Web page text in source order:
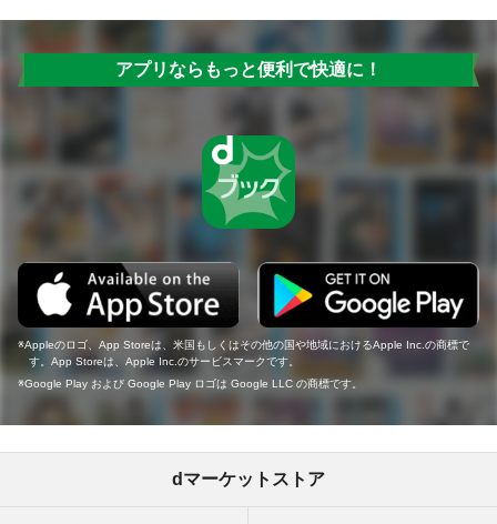
アプリならもっと便利で快適に！
Appleのロゴ、App Storeは、米国もしくはその他の国や地域におけるApple Inc.の商標で
す。App Storeは、Apple Inc.のサービスマークです。
Google Play および Google Play ロゴは Google LLC の商標です。
dマーケットストア